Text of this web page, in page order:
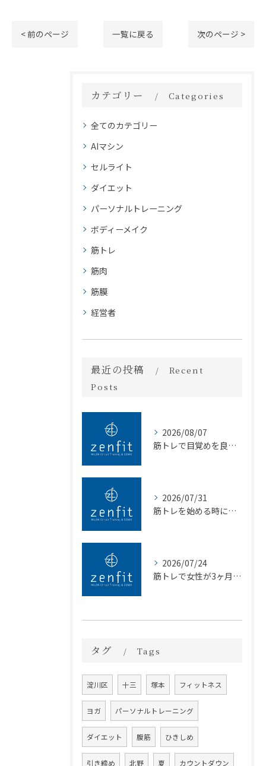
< 前のページ 一覧に戻る 次のページ >
カテゴリー Categories
全てのカテゴリー
AIマシン
セルライト
ダイエット
パーソナルトレーニング
ボディーメイク
筋トレ
筋肉
筋膜
経営者
最近の投稿
Recent
Posts
2026/08/07
筋トレで目覚めを良くする正しい朝習慣と効果的な実践ポイント
2026/07/31
筋トレを始める時に知っておきたい大阪市淀川区で後悔しないジム選びの新常識
2026/07/24
筋トレで女性が3ヶ月後に実感する体型変化と初心者でも続く習慣化のコツ
タグ Tags
淀川区 十三 塚本 フィットネス
ヨガ パーソナルトレーニング
ダイエット 腹筋 ひきしめ
引き締め 北野 夏 カウントダウン